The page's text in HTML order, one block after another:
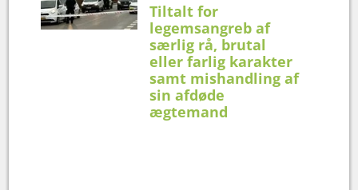
Tiltalt for
legemsangreb af
særlig rå, brutal
eller farlig karakter
samt mishandling af
sin afdøde
ægtemand